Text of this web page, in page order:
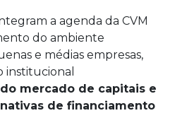
a agenda da CVM
do ambiente
e médias empresas,
institucional
mercado de capitais e
de financiamento